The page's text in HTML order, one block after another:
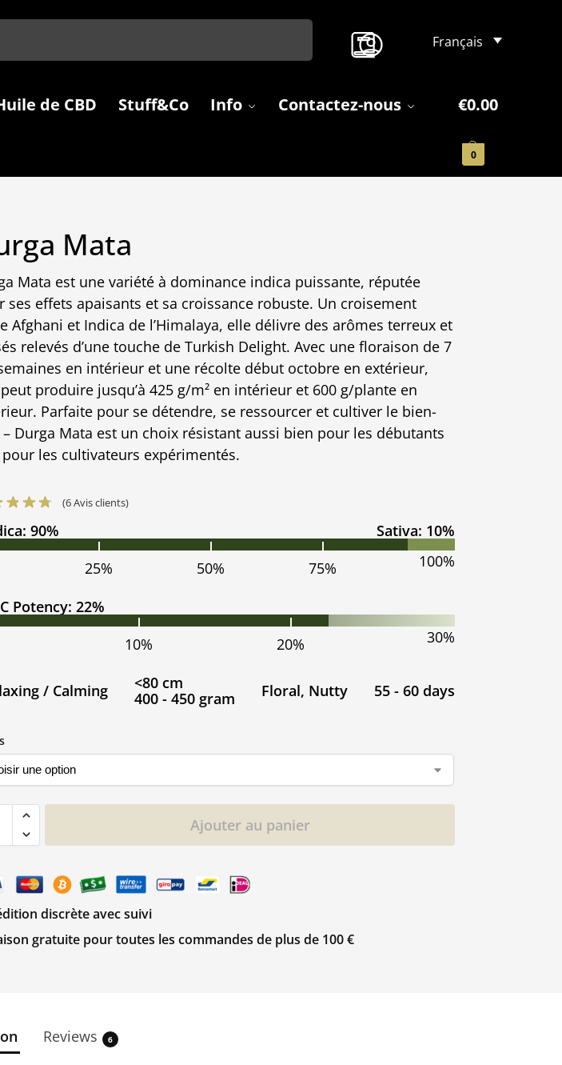
Français
de CBD Stuff&Co Info Contactez-nous €0.00
0
Mata
Mata est une variété à dominance indica puissante, réputée
ses effets apaisants et sa croissance robuste. Un croisement
Afghani et Indica de l’Himalaya, elle délivre des arômes terreux et
relevés d’une touche de Turkish Delight. Avec une floraison de 7
en intérieur et une récolte début octobre en extérieur,
produire jusqu’à 425 g/m² en intérieur et 600 g/plante en
Parfaite pour se détendre, se ressourcer et cultiver le bien-
– Durga Mata est un choix résistant aussi bien pour les débutants
les cultivateurs expérimentés.
(6Avis clients)
90%
Sativa: 10%
25% 50% 75% 100%
Potency: 22%
10% 20% 30%
/ Calming
<80 cm
400 - 450 gram
Floral, Nutty 55 - 60 days
Ajouter au panier
discrète avec suivi
gratuite pour toutes les commandes de plus de 100 €
Reviews 6